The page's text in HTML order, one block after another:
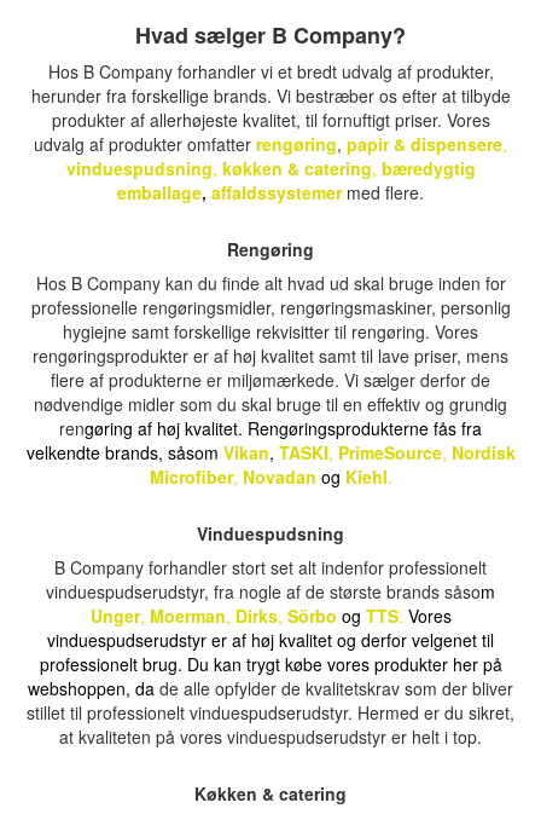
Hvad sælger B Company?
Hos B Company forhandler vi et bredt udvalg af produkter,
herunder fra forskellige brands. Vi bestræber os efter at tilbyde
produkter af allerhøjeste kvalitet, til fornuftigt priser. Vores
udvalg af produkter omfatter rengøring, papir & dispensere,
vinduespudsning, køkken & catering, bæredygtig
emballage, affaldssystemermed flere.
Rengøring
Hos B Company kan du finde alt hvad ud skal bruge inden for
professionelle rengøringsmidler, rengøringsmaskiner, personlig
hygiejne samt forskellige rekvisitter til rengøring. Vores
rengøringsprodukter er af høj kvalitet samt til lave priser, mens
flere af produkterne er miljømærkede. Vi sælger derfor de
nødvendige midler som du skal bruge til en effektiv og grundig
rengøring af høj kvalitet. Rengøringsprodukterne fås fra
velkendte brands, såsom Vikan, TASKI, PrimeSource, Nordisk
Microfiber, Novadan og Kiehl.
Vinduespudsning
B Company forhandler stort set alt indenfor professionelt
vinduespudserudstyr, fra nogle af de største brands såsom
Unger, Moerman, Dirks, Sörbo og TTS. Vores
vinduespudserudstyr er af høj kvalitet og derfor velgenet til
professionelt brug. Du kan trygt købe vores produkter her på
webshoppen, da de alle opfylder de kvalitetskrav som der bliver
stillet til professionelt vinduespudserudstyr. Hermed er du sikret,
at kvaliteten på vores vinduespudserudstyr er helt i top.
Køkken & catering